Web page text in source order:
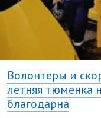
Волонтеры и
летняя тюменка
благодарна